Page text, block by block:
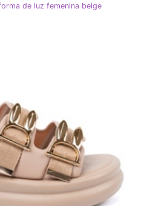
de luz femenina beige